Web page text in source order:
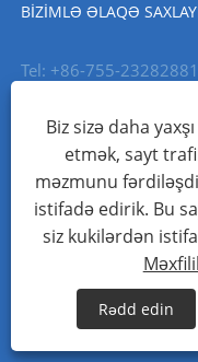
BIZIMLƏ ƏLAQƏ
Tel: +86-755-23282881
Ünvan: B3, Şanxyu
Avenue, Baoan rayonu,
Fax: +86-755-
Biz sizə daha
etmək, sayt
məzmunu
istifadə edirik. Bu
siz kukilərdən
Rədd edin